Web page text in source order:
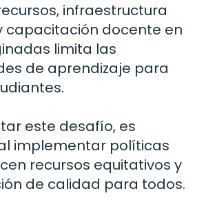
infraestructura
capacitación docente en
limita las
de aprendizaje para
este desafío, es
implementar políticas
recursos equitativos y
de calidad para todos.